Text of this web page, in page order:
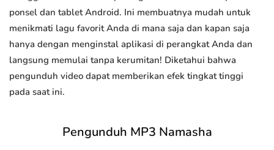
ponsel dan tablet Android. Ini membuatnya mudah untuk
menikmati lagu favorit Anda di mana saja dan kapan saja
hanya dengan menginstal aplikasi di perangkat Anda dan
langsung memulai tanpa kerumitan! Diketahui bahwa
pengunduh video dapat memberikan efek tingkat tinggi
pada saat ini.
Pengunduh MP3 Namasha